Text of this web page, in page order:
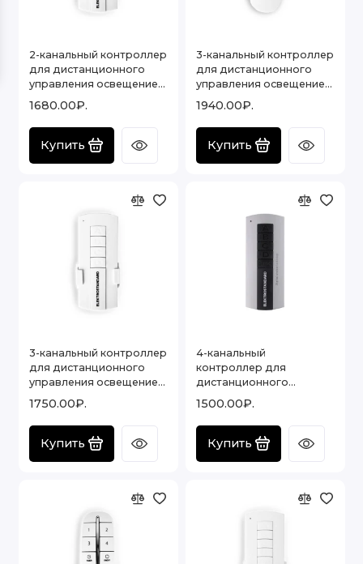
Усилители сигнала для контроллеров и
Показать все
2-канальный контроллер
для дистанционного
управления освещением
1680.00₽.
Купить
3-канальный контроллер
для дистанционного
управления освещением
1940.00₽.
Купить
3-канальный контроллер
для дистанционного
управления освещением
1750.00₽.
Купить
4-канальный
контроллер для
дистанционного
16001/04
1500.00₽.
Купить